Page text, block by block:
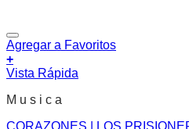
Agregar a Favoritos
+
Vista Rápida
M u s i c a